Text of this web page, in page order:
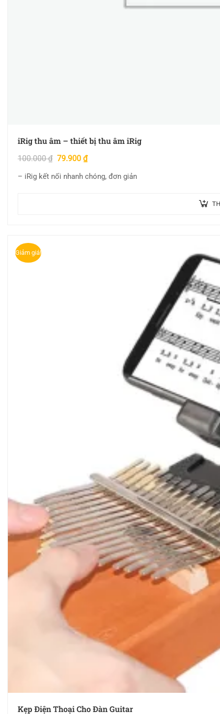
iRig thu âm – thiết bị thu âm iRig
100.000₫ 79.900 ₫
– iRig kết nối nhanh chóng, đơn giản
Giảm giá!
Kẹp Điện Thoại Cho Đàn Guitar